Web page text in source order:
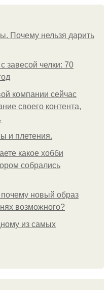
Почему нельзя дарить
завесой челки: 70
компании сейчас
своего контента,
и плетения.
какое хобби
собрались
новый образ
возможного?
из самых